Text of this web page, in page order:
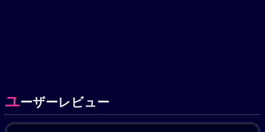
ユーザーレビュー